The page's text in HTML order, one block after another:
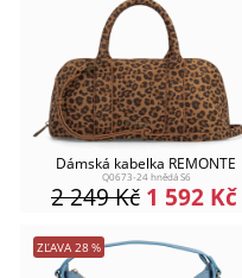
Dámská kabelka REMONTE
Q0673-24 hnědá S6
1 592 Kč
2 249Kč
ZĽAVA 28%